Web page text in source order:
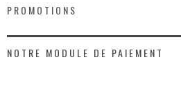
PROMOTIONS
NOTRE MODULE DE PAIEMENT